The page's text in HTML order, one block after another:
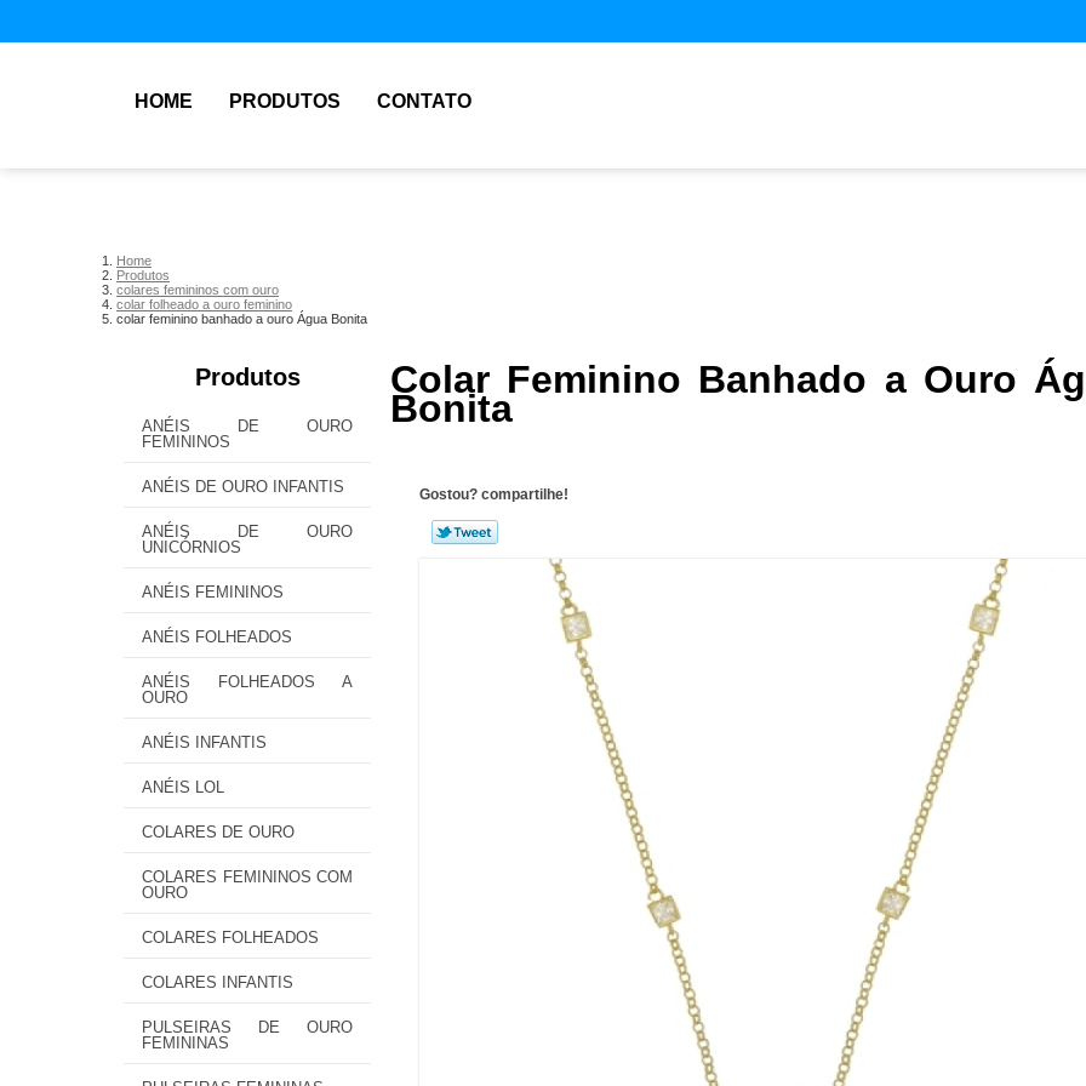
HOME PRODUTOS CONTATO
Home
Produtos
colares femininos com ouro
colar folheado a ouro feminino
colar feminino banhado a ouro Água Bonita
Produtos
ANÉIS DE OURO
FEMININOS
ANÉIS DE OURO INFANTIS
ANÉIS DE OURO
UNICÓRNIOS
ANÉIS FEMININOS
ANÉIS FOLHEADOS
ANÉIS FOLHEADOS A
OURO
ANÉIS INFANTIS
ANÉIS LOL
COLARES DE OURO
COLARES FEMININOS COM
OURO
COLARES FOLHEADOS
COLARES INFANTIS
PULSEIRAS DE OURO
FEMININAS
Colar Feminino Banhado a Ouro
Bonita
Gostou? compartilhe!